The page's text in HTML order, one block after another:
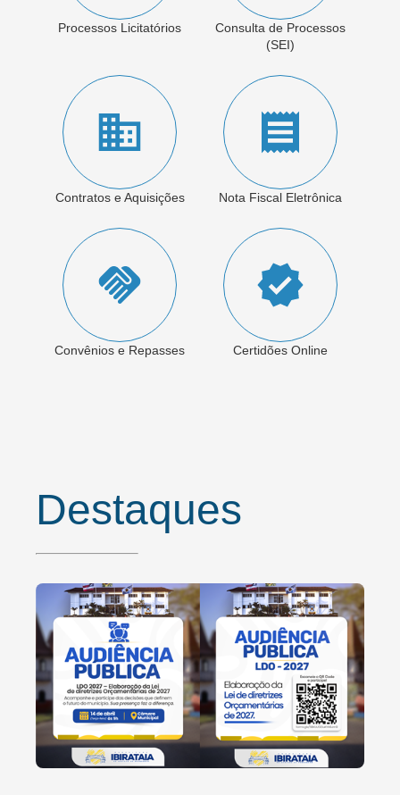
Processos Licitatórios
Consulta de Processos
(SEI)
Contratos e Aquisições Nota Fiscal Eletrônica
Convênios e Repasses Certidões Online
Destaques